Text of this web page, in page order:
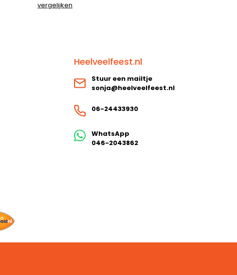
vergelijken
Heelveelfeest.nl
Stuur een mailtje
sonja@heelveelfeest.nl
06-24433930
WhatsApp
046-2043862